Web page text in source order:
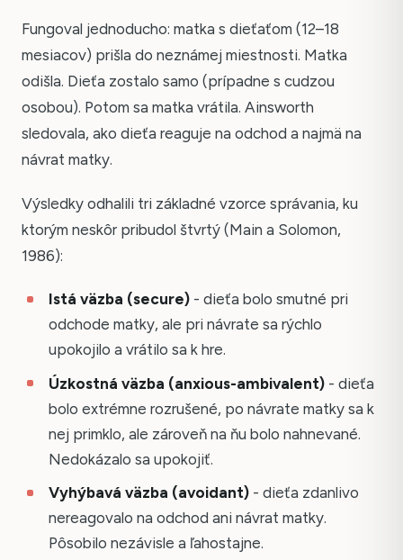
Fungoval jednoducho: matka s dieťaťom (12–18
mesiacov) prišla do neznámej miestnosti. Matka
odišla. Dieťa zostalo samo (prípadne s cudzou
osobou). Potom sa matka vrátila. Ainsworth
sledovala, ako dieťa reaguje na odchod a najmä na
návrat matky.
Výsledky odhalili tri základné vzorce správania, ku
ktorým neskôr pribudol štvrtý (Main a Solomon,
1986):
Istá väzba (secure)- dieťa bolo smutné pri
odchode matky, ale pri návrate sa rýchlo
upokojilo a vrátilo sa k hre.
Úzkostná väzba (anxious-ambivalent)- dieťa
bolo extrémne rozrušené, po návrate matky sa k
nej primklo, ale zároveň na ňu bolo nahnevané.
Nedokázalo sa upokojiť.
Vyhýbavá väzba (avoidant)- dieťa zdanlivo
nereagovalo na odchod ani návrat matky.
Pôsobilo nezávisle a ľahostajne.